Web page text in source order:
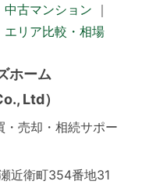
中古マンション
｜
エリア比較・相場
ホーム
Ltd）
売却・相続サポー
近衛町354番地31